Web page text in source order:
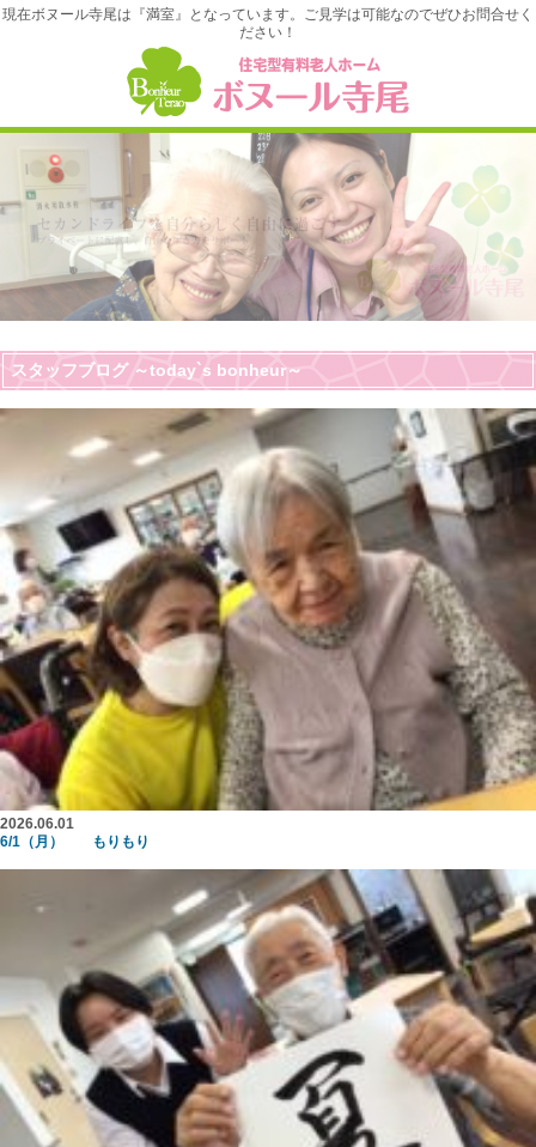
現在ボヌール寺尾は『満室』となっています。ご見学は可能なのでぜひお問合せく
ださい！
スタッフブログ ～today`s bonheur～
2026.06.01
6/1（月） もりもり